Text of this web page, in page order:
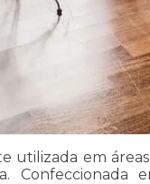
utilizada em
Confeccionada